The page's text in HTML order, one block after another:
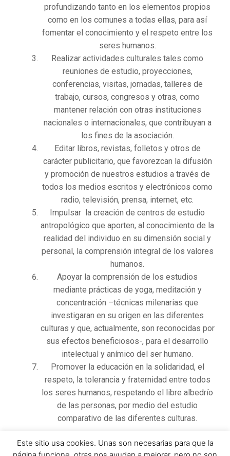
profundizando tanto en los elementos propios
como en los comunes a todas ellas, para así
fomentar el conocimiento y el respeto entre los
seres humanos.
Realizar actividades culturales tales como
reuniones de estudio, proyecciones,
conferencias, visitas, jornadas, talleres de
trabajo, cursos, congresos y otras, como
mantener relación con otras instituciones
nacionales o internacionales, que contribuyan a
los fines de la asociación.
Editar libros, revistas, folletos y otros de
carácter publicitario, que favorezcan la difusión
y promoción de nuestros estudios a través de
todos los medios escritos y electrónicos como
radio, televisión, prensa, internet, etc.
Impulsar la creación de centros de estudio
antropológico que aporten, al conocimiento de la
realidad del individuo en su dimensión social y
personal, la comprensión integral de los valores
humanos.
Apoyar la comprensión de los estudios
mediante prácticas de yoga, meditación y
concentración –técnicas milenarias que
investigaran en su origen en las diferentes
culturas y que, actualmente, son reconocidas por
sus efectos beneficiosos-, para el desarrollo
intelectual y anímico del ser humano.
Promover la educación en la solidaridad, el
respeto, la tolerancia y fraternidad entre todos
los seres humanos, respetando el libre albedrío
de las personas, por medio del estudio
comparativo de las diferentes culturas.
Este sitio usa cookies. Unas son necesarias para que la